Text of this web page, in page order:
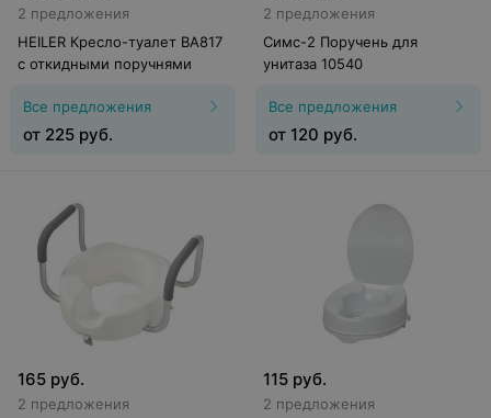
2 предложения
HEILER Кресло-туалет ВА817
с откидными поручнями
Все предложения
от 225 руб.
2 предложения
Симс-2 Поручень для
унитаза 10540
Все предложения
от 120 руб.
165 руб.
2 предложения
115 руб.
2 предложения